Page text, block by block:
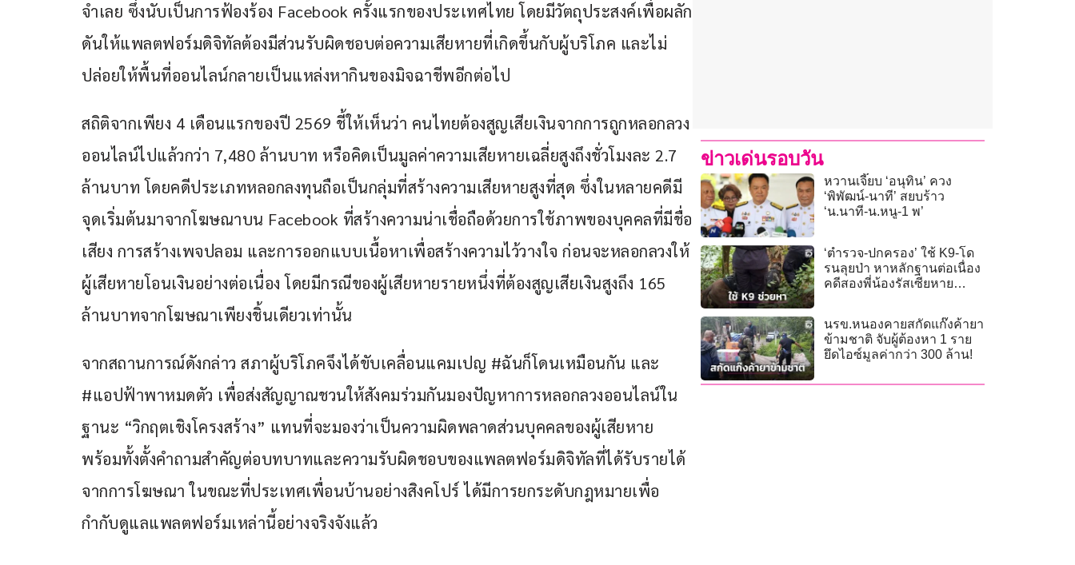
จำเลย ซึ่งนับเป็นการฟ้องร้อง Facebook ครั้งแรกของประเทศไทย โดยมีวัตถุประสงค์เพื่อผลัก
ดันให้แพลตฟอร์มดิจิทัลต้องมีส่วนรับผิดชอบต่อความเสียหายที่เกิดขึ้นกับผู้บริโภค และไม่
ปล่อยให้พื้นที่ออนไลน์กลายเป็นแหล่งหากินของมิจฉาชีพอีกต่อไป
สถิติจากเพียง 4 เดือนแรกของปี 2569 ชี้ให้เห็นว่า คนไทยต้องสูญเสียเงินจากการถูกหลอกลวง
ออนไลน์ไปแล้วกว่า 7,480 ล้านบาท หรือคิดเป็นมูลค่าความเสียหายเฉลี่ยสูงถึงชั่วโมงละ 2.7
ล้านบาท โดยคดีประเภทหลอกลงทุนถือเป็นกลุ่มที่สร้างความเสียหายสูงที่สุด ซึ่งในหลายคดีมี
จุดเริ่มต้นมาจากโฆษณาบน Facebook ที่สร้างความน่าเชื่อถือด้วยการใช้ภาพของบุคคลที่มีชื่อ
เสียง การสร้างเพจปลอม และการออกแบบเนื้อหาเพื่อสร้างความไว้วางใจ ก่อนจะหลอกลวงให้
ผู้เสียหายโอนเงินอย่างต่อเนื่อง โดยมีกรณีของผู้เสียหายรายหนึ่งที่ต้องสูญเสียเงินสูงถึง 165
ล้านบาทจากโฆษณาเพียงชิ้นเดียวเท่านั้น
จากสถานการณ์ดังกล่าว สภาผู้บริโภคจึงได้ขับเคลื่อนแคมเปญ #ฉันก็โดนเหมือนกัน และ
#แอปฟ้าพาหมดตัว เพื่อส่งสัญญาณชวนให้สังคมร่วมกันมองปัญหาการหลอกลวงออนไลน์ใน
ฐานะ “วิกฤตเชิงโครงสร้าง” แทนที่จะมองว่าเป็นความผิดพลาดส่วนบุคคลของผู้เสียหาย
พร้อมทั้งตั้งคำถามสำคัญต่อบทบาทและความรับผิดชอบของแพลตฟอร์มดิจิทัลที่ได้รับรายได้
จากการโฆษณา ในขณะที่ประเทศเพื่อนบ้านอย่างสิงคโปร์ ได้มีการยกระดับกฎหมายเพื่อ
กำกับดูแลแพลตฟอร์มเหล่านี้อย่างจริงจังแล้ว
ข่าวเด่นรอบวัน
หวานเจี๊ยบ ‘อนุทิน’ ควง
‘พิพัฒน์-นาที’ สยบร้าว
‘น.นาที-น.หนู-1 พ’
‘ตำรวจ-ปกครอง’ ใช้ K9-โด
รนลุยป่า หาหลักฐานต่อเนื่อง
คดีสองพี่น้องรัสเซียหาย
นรข.หนองคายสกัดแก๊งค้ายา
ข้ามชาติ จับผู้ต้องหา 1 ราย
ยึดไอซ์มูลค่ากว่า 300 ล้าน!